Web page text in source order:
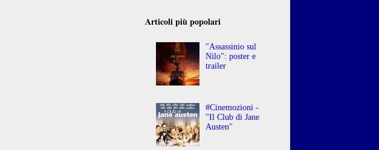
Articoli più popolari
"Assassinio sul
Nilo": poster e
trailer
#Cinemozioni -
"Il Club di Jane
Austen"